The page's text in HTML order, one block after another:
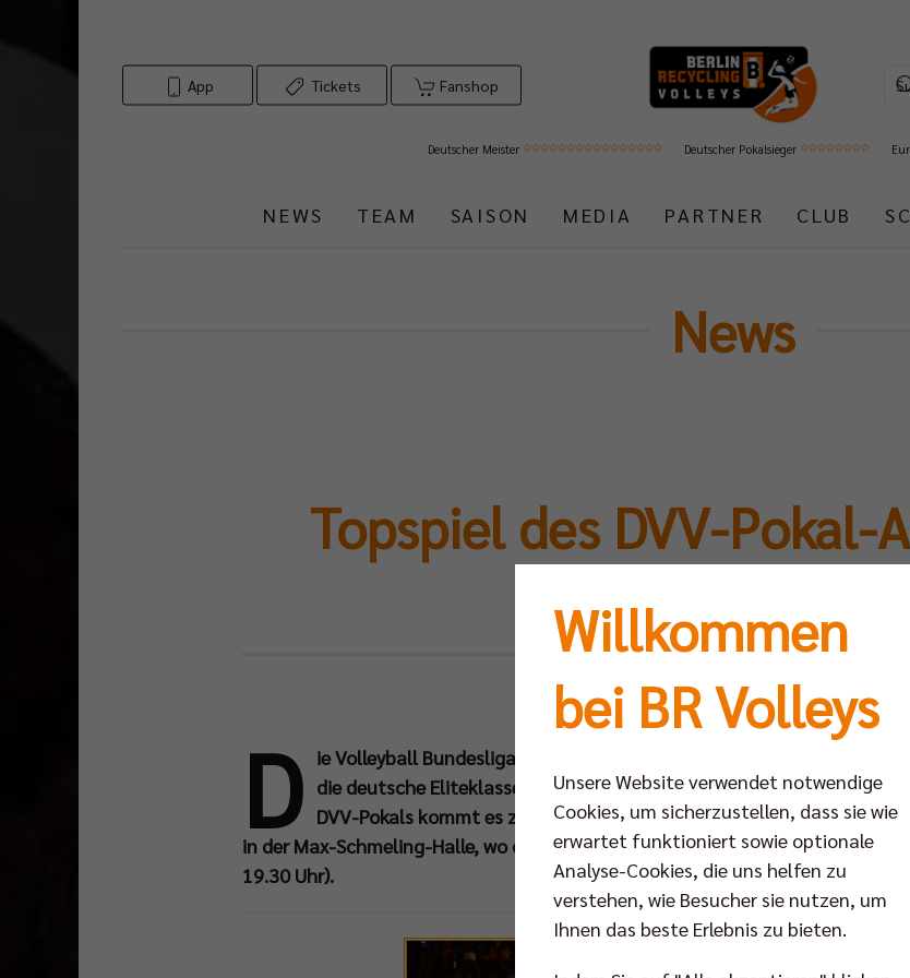
App Tickets Fanshop
Deutscher Meister Deutscher Pokalsieger
NEWS TEAM SAISON MEDIA PARTNER CLUB
News
Topspiel des DVV-
steigt in Berlin
Mo 06.11.2017
D ie Volleyball Bundesliga Saison 2017/2018 ist angelaufen und wie
die deutsche Eliteklasse ausgeglichen wie selten zuvor. Auch im
DVV-Pokals kommt es zu drei direkten Erstliga-Duellen mit
in der Max-Schmeling-Halle, wo die Berlin Recycling Volleys die SWD
19.30 Uhr).
Willkommen
bei BR Volleys
Unsere Website verwendet notwendige
Cookies, um sicherzustellen, dass sie wie
erwartet funktioniert sowie optionale
Analyse-Cookies, die uns helfen zu
verstehen, wie Besucher sie nutzen, um
Ihnen das beste Erlebnis zu bieten.